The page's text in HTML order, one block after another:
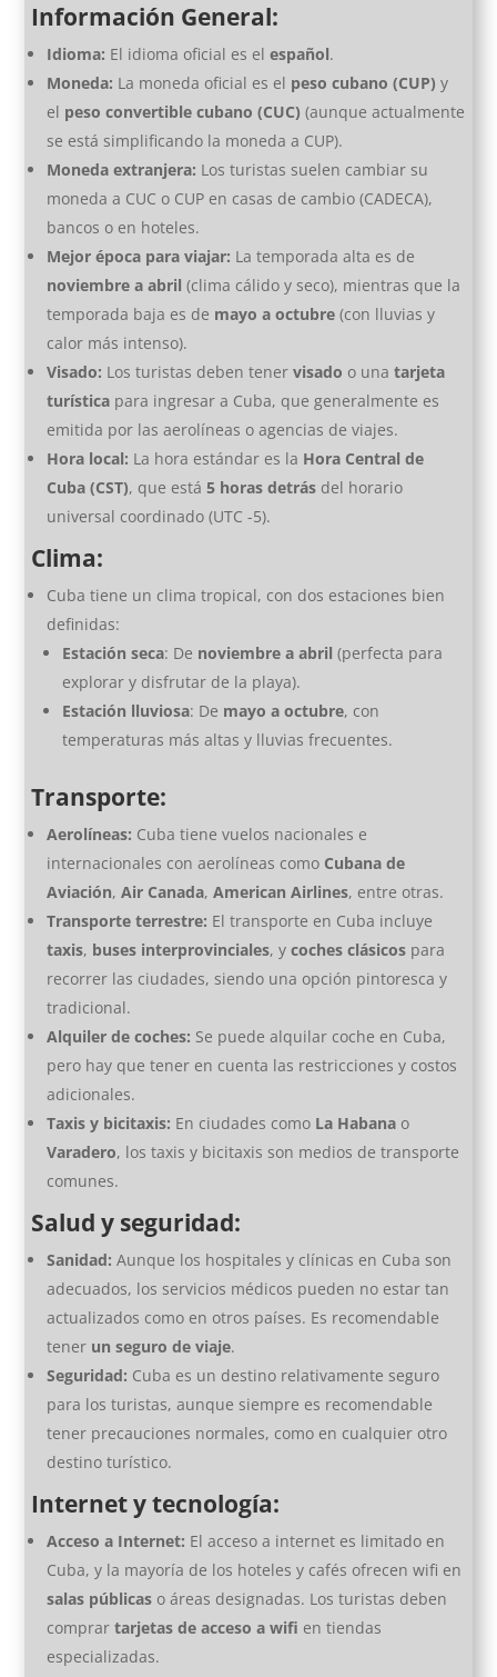
Información General:
Idioma: El idioma oficial es elespañol.
Moneda: La moneda oficial es el peso cubano (CUP) y
el peso convertible cubano (CUC) (aunque actualmente
se está simplificando la moneda a CUP).
Moneda extranjera: Los turistas suelen cambiar su
moneda a CUC o CUP en casas de cambio (CADECA),
bancos o en hoteles.
Mejor época para viajar: La temporada alta es de
noviembre a abril (clima cálido y seco), mientras que la
temporada baja es de mayo a octubre (con lluvias y
calor más intenso).
Visado: Los turistas deben tenervisado o unatarjeta
turística para ingresar a Cuba, que generalmente es
emitida por las aerolíneas o agencias de viajes.
Hora local: La hora estándar es la Hora Central de
Cuba (CST), que está5 horas detrás del horario
universal coordinado (UTC -5).
Clima:
Cuba tiene un clima tropical, con dos estaciones bien
definidas:
Estación seca: De noviembre a abril (perfecta para
explorar y disfrutar de la playa).
Estación lluviosa: De mayo a octubre, con
temperaturas más altas y lluvias frecuentes.
Transporte:
Aerolíneas: Cuba tiene vuelos nacionales e
internacionales con aerolíneas como Cubana de
Aviación,Air Canada,American Airlines, entre otras.
Transporte terrestre: El transporte en Cuba incluye
taxis, buses interprovinciales, ycoches clásicos para
recorrer las ciudades, siendo una opción pintoresca y
tradicional.
Alquiler de coches: Se puede alquilar coche en Cuba,
pero hay que tener en cuenta las restricciones y costos
adicionales.
Taxis y bicitaxis: En ciudades como La Habana o
Varadero, los taxis y bicitaxis son medios de transporte
comunes.
Salud y seguridad:
Sanidad: Aunque los hospitales y clínicas en Cuba son
adecuados, los servicios médicos pueden no estar tan
actualizados como en otros países. Es recomendable
tener un seguro de viaje.
Seguridad: Cuba es un destino relativamente seguro
para los turistas, aunque siempre es recomendable
tener precauciones normales, como en cualquier otro
destino turístico.
Internet y tecnología:
Acceso a Internet: El acceso a internet es limitado en
Cuba, y la mayoría de los hoteles y cafés ofrecen wifi en
salas públicas o áreas designadas. Los turistas deben
comprartarjetas de acceso a wifi en tiendas
especializadas.